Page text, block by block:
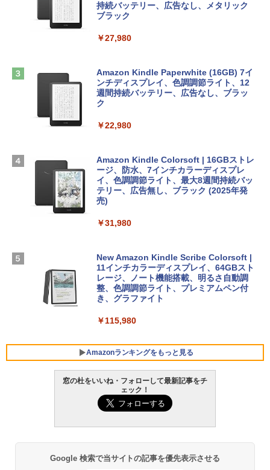
book Lenovo対応
ン 15-fd 15.6インチ 16GBメモリ 512GB
SSD インテル Core 5
￥129,800
igence、13.6インチLiquid Retinaディ
スプレイ、16GBユニファイドメモリ、1
TB SSDストレージ、12MPセンターフレ
ームカメラ、日本語キーボード、Touch I
D - シルバー
￥261,414
【Amazon.co.jp限定】ASUS ノートパソ
コン Vivobook 15 M1502NAQ 15.6イン
チ AMD Ryzen 7 170 メモリ16GB SSD 5
12GB Microsoft 365 Personal (24か月
版) 搭載 Windows 11 重量1.7kg Wi-Fi 6
5BUWS
￥3,200
インゲームコード】 ロブロックス |オン
ラインコード版
￥1,600
ows11、10/mac対応|PC2台
￥39,582
【限定バーチャルアイテムを含む】 【オ
￥14,500
非エンジニア 初心者 素人 でも安心 使い
めのAIコーディング入門シリーズ
￥99
AIイラスト表現辞典: 思い通りの絵を引き
￥480
FM TOWNS ハイパー・カタログ: 本体ハ
ェクトリストと最新エミュレータ紹介
持続バッテリー、広告なし、メタリック
ブラック
￥27,980
Amazon Kindle Paperwhite (16GB) 7イ
ンチディスプレイ、色調調節ライト、12
週間持続バッテリー、広告なし、ブラッ
ク
￥22,980
Amazon Kindle Colorsoft | 16GBストレ
ージ、防水、7インチカラーディスプレ
イ、色調調節ライト、最大8週間持続バッ
テリー、広告無し、ブラック (2025年発
売)
￥31,980
New Amazon Kindle Scribe Colorsoft |
11インチカラーディスプレイ、64GBスト
レージ、ノート機能搭載、明るさ自動調
整、色調調節ライト、プレミアムペン付
き、グラファイト
￥115,980
Amazonランキングをもっと見る
窓の杜をいいね・フォローして最新記事をチ
ェック！
Google 検索で当サイトの記事を優先表示させる